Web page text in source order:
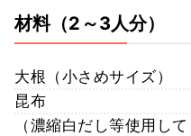
材料（2～3人分）
大根（小さめサイズ）
昆布
（濃縮白だし等使用して